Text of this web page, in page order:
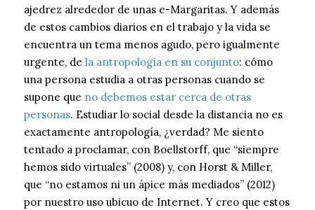
ajedrez alrededor de unas e-Margaritas. Y además
de estos cambios diarios en el trabajo y la vida se
encuentra un tema menos agudo, pero igualmente
urgente, de la antropología en su conjunto: cómo
una persona estudia a otras personas cuando se
supone que no debemos estar cerca de otras
personas. Estudiar lo social desde la distancia no es
exactamente antropología, ¿verdad? Me siento
tentado a proclamar, con Boellstorff, que “siempre
hemos sido virtuales” (2008) y, con Horst & Miller,
que “no estamos ni un ápice más mediados” (2012)
por nuestro uso ubicuo de Internet. Y creo que estos